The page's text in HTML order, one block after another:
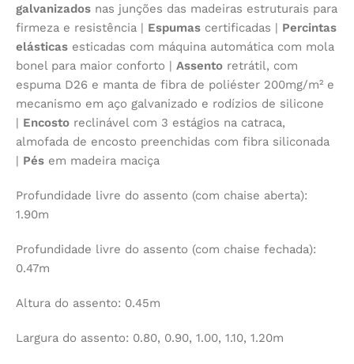
galvanizados nas junções das madeiras estruturais para
firmeza e resistência | Espumas certificadas | Percintas
elásticas esticadas com máquina automática com mola
bonel para maior conforto | Assento retrátil, com
espuma D26 e manta de fibra de poliéster 200mg/m² e
mecanismo em aço galvanizado e rodízios de silicone
| Encosto reclinável com 3 estágios na catraca,
almofada de encosto preenchidas com fibra siliconada
| Pés em madeira maciça
Profundidade livre do assento (com chaise aberta):
1.90m
Profundidade livre do assento (com chaise fechada):
0.47m
Altura do assento: 0.45m
Largura do assento: 0.80, 0.90, 1.00, 1.10, 1.20m